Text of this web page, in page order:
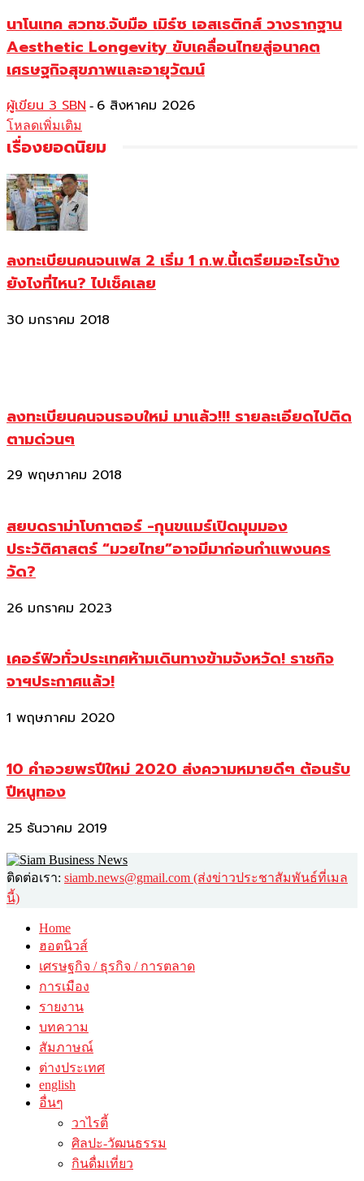
นาโนเทค สวทช.จับมือ เมิร์ซ เอสเธติกส์ วางรากฐาน
Aesthetic Longevity ขับเคลื่อนไทยสู่อนาคต
เศรษฐกิจสุขภาพและอายุวัฒน์
ผู้เขียน 3 SBN - 6 สิงหาคม 2026
โหลดเพิ่มเติม
เรื่องยอดนิยม
ลงทะเบียนคนจนเฟส 2 เริ่ม 1 ก.พ.นี้เตรียมอะไรบ้าง
ยังไงที่ไหน? ไปเช็คเลย
30 มกราคม 2018
ลงทะเบียนคนจนรอบใหม่ มาแล้ว!!! รายละเอียดไปติด
ตามด่วนๆ
29 พฤษภาคม 2018
สยบดราม่าโบกาตอร์ -กุนขแมร์เปิดมุมมอง
ประวัติศาสตร์ “มวยไทย”อาจมีมาก่อนกำแพงนคร
วัด?
26 มกราคม 2023
เคอร์ฟิวทั่วประเทศห้ามเดินทางข้ามจังหวัด! ราชกิจ
จาฯประกาศแล้ว!
1 พฤษภาคม 2020
10 คำอวยพรปีใหม่ 2020 ส่งความหมายดีๆ ต้อนรับ
ปีหนูทอง
25 ธันวาคม 2019
ติดต่อเรา: siamb.news@gmail.com (ส่งข่าวประชาสัมพันธ์ที่เมล
นี้)
Home
ฮอตนิวส์
เศรษฐกิจ / ธุรกิจ / การตลาด
การเมือง
รายงาน
บทความ
สัมภาษณ์
ต่างประเทศ
english
อื่นๆ
วาไรตี้
ศิลปะ-วัฒนธรรม
กินดื่มเที่ยว